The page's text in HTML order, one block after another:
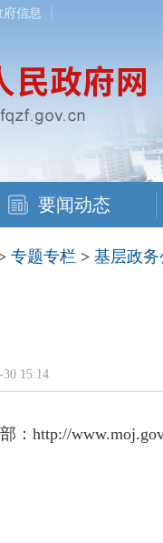
府信息
要闻动态
专题专栏 > 基层政
15:14
http://